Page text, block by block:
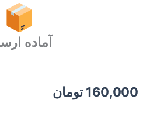
آماده
160,000 تومان